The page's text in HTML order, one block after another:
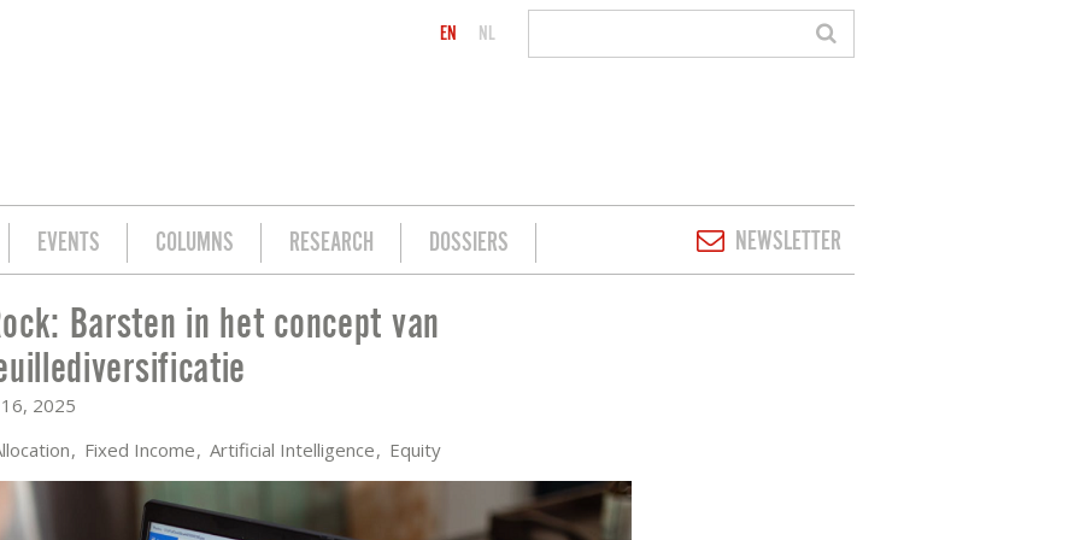
EN NL
EVENTS COLUMNS RESEARCH DOSSIERS NEWSLETTER
VAN PORTEFEUILLEDIVERSIFICATIE
Barsten in het concept van
2025
Fixed Income Artificial Intelligence Equity